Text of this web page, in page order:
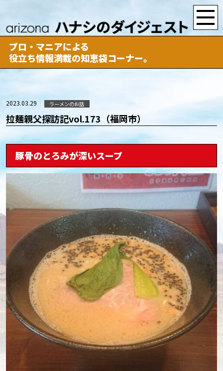
プロ・マニアによる
役立ち情報満載の知恵袋コーナー。
2023.03.29 ラーメンのお話
拉麺親父探訪記vol.173（福岡市）
豚骨のとろみが深いスープ